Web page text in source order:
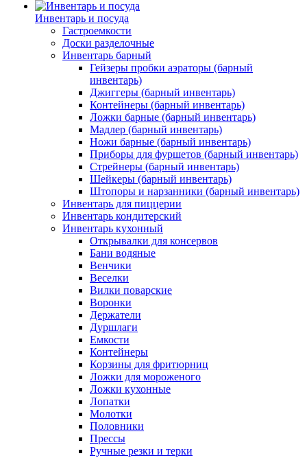
Инвентарь и посуда
Гастроемкости
Доски разделочные
Инвентарь барный
Гейзеры пробки аэраторы (барный
инвентарь)
Джиггеры (барный инвентарь)
Контейнеры (барный инвентарь)
Ложки барные (барный инвентарь)
Мадлер (барный инвентарь)
Ножи барные (барный инвентарь)
Приборы для фуршетов (барный инвентарь)
Стрейнеры (барный инвентарь)
Шейкеры (барный инвентарь)
Штопоры и нарзанники (барный инвентарь)
Инвентарь для пиццерии
Инвентарь кондитерский
Инвентарь кухонный
Открывалки для консервов
Бани водяные
Венчики
Веселки
Вилки поварские
Воронки
Держатели
Дуршлаги
Емкости
Контейнеры
Корзины для фритюрниц
Ложки для мороженого
Ложки кухонные
Лопатки
Молотки
Половники
Прессы
Ручные резки и терки